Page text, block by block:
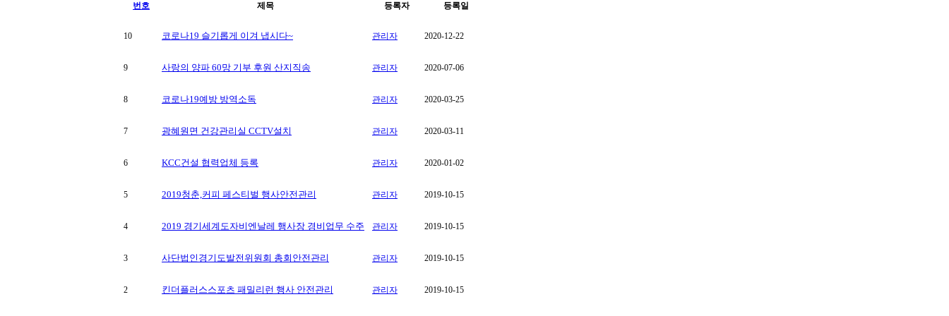
번호 제목 등록자 등록일
10 코로나19 슬기롭게 이겨 냅시다~ 관리자 2020-12-22
9 사랑의 양파 60망 기부 후원 산지직송 관리자 2020-07-06
8 코로나19예방 방역소독 관리자 2020-03-25
7 광혜원면 건강관리실 CCTV설치 관리자 2020-03-11
6 KCC건설 협력업체 등록 관리자 2020-01-02
5 2019청춘,커피 페스티벌 행사안전관리 관리자 2019-10-15
4 2019 경기세계도자비엔날레 행사장 경비업무 수주 관리자 2019-10-15
3 사단법인경기도발전위원회 총회안전관리 관리자 2019-10-15
2 킨더플러스스포츠 패밀리런 행사 안전관리 관리자 2019-10-15